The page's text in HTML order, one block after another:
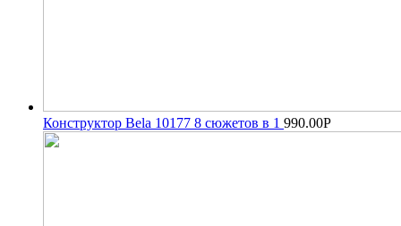
Конструктор Bela 10177 8 сюжетов в 1 990.00Р